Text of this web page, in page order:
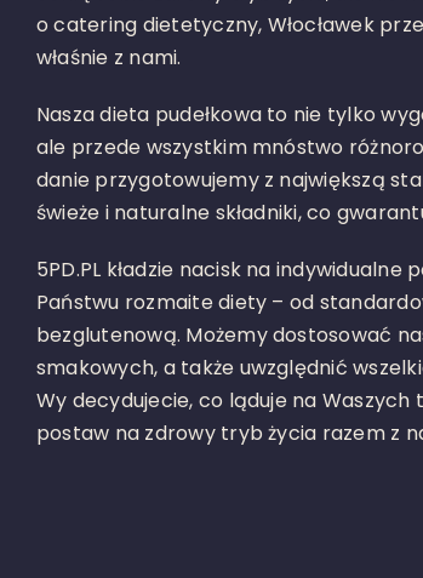
o catering dietetyczny, Włocławek
właśnie z nami.
Nasza dieta pudełkowa to nie tylko
ale przede wszystkim mnóstwo
danie przygotowujemy z największą
świeże i naturalne składniki, co
5PD.PL kładzie nacisk na
Państwu rozmaite diety – od
bezglutenową. Możemy dostosować
smakowych, a także uwzględnić
Wy decydujecie, co ląduje na
postaw na zdrowy tryb życia razem z